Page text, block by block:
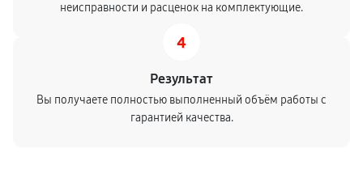
2250 от 40 мин
от 60 мин
Чистка топливной системы
неисправности и расценок на комплектующие.
4
Результат
Вы получаете полностью выполненный объём работы с
гарантией качества.